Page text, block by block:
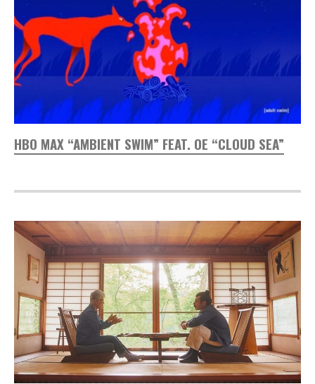
HBO MAX “AMBIENT SWIM” FEAT. OE “CLOUD SEA”